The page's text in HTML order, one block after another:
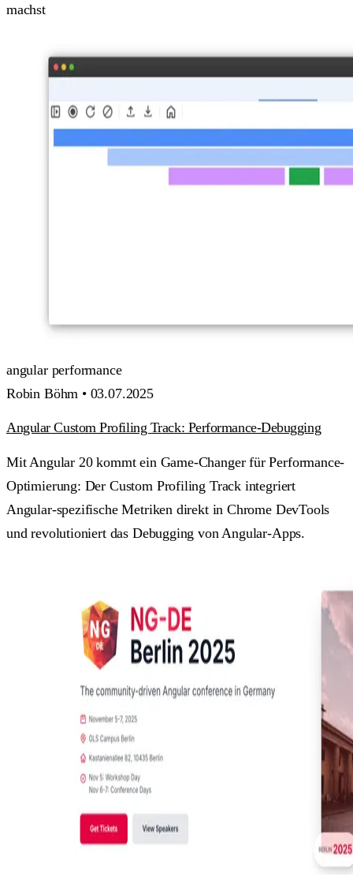
machst
angular performance
Robin Böhm • 03.07.2025
Angular Custom Profiling Track: Performance-Debugging
Mit Angular 20 kommt ein Game-Changer für Performance-
Optimierung: Der Custom Profiling Track integriert
Angular-spezifische Metriken direkt in Chrome DevTools
und revolutioniert das Debugging von Angular-Apps.